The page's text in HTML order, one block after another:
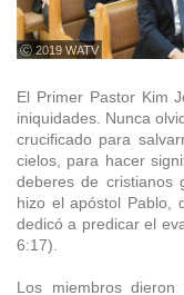
ⓒ 2019 WATV
El Primer Pastor Kim
iniquidades. Nunca
crucificado para
cielos, para hacer
deberes de cristianos
hizo el apóstol Pablo,
dedicó a predicar el
6:17).
Los miembros